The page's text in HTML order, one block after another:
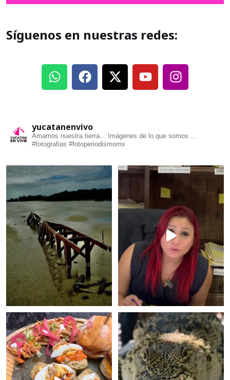
Síguenos en nuestras redes:
yucatanenvivo
Amamos nuestra tierra... Imágenes de lo que somos ...
#fotografias #fotoperiodismomx